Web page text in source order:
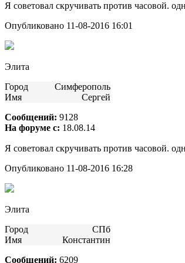
Я советовал скручивать против часовой.
Опубликовано 11-08-2016 16:01
Элита
Город
Симферополь
Имя
Сергей
Сообщений: 9128
На форуме с: 18.08.14
Я советовал скручивать против часовой.
Опубликовано 11-08-2016 16:28
Элита
Город
СПб
Имя
Константин
Сообщений: 6209